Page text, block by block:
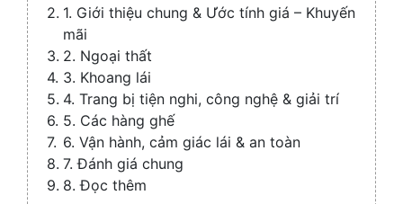
1. Giới thiệu chung & Ước tính giá – Khuyến
mãi
2. Ngoại thất
3. Khoang lái
4. Trang bị tiện nghi, công nghệ & giải trí
5. Các hàng ghế
6. Vận hành, cảm giác lái & an toàn
7. Đánh giá chung
8. Đọc thêm